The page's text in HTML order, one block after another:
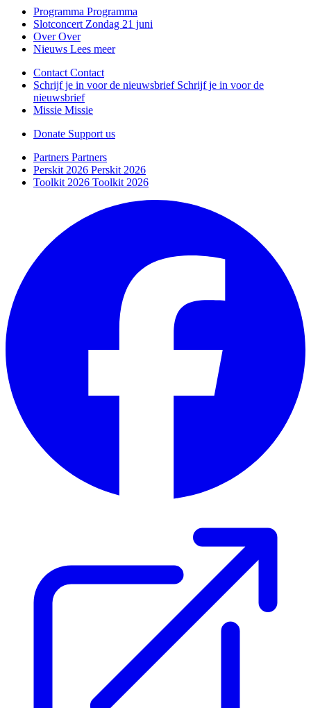
Programma Programma
Slotconcert Zondag 21 juni
Over Over
Nieuws Lees meer
Contact Contact
Schrijf je in voor de nieuwsbrief Schrijf je in voor de
nieuwsbrief
Missie Missie
Donate Support us
Partners Partners
Perskit 2026 Perskit 2026
Toolkit 2026 Toolkit 2026